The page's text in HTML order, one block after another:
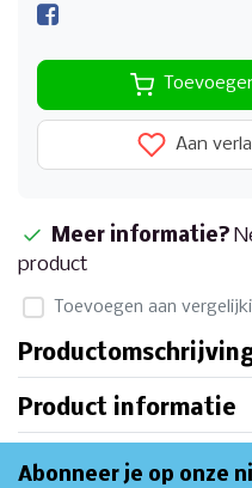
Aan
Meer informatie?
product
Toevoegen aan
Product informatie
Abonneer je op onze